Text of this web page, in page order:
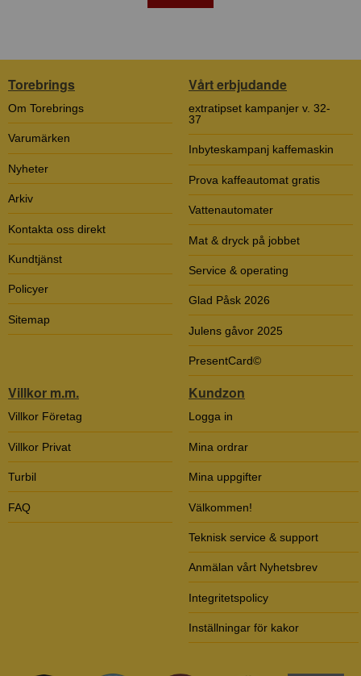
Torebrings
Om Torebrings
Varumärken
Nyheter
Arkiv
Kontakta oss direkt
Kundtjänst
Policyer
Sitemap
Vårt erbjudande
extratipset kampanjer v. 32-
37
Inbyteskampanj kaffemaskin
Prova kaffeautomat gratis
Vattenautomater
Mat & dryck på jobbet
Service & operating
Glad Påsk 2026
Julens gåvor 2025
PresentCard©
Villkor m.m.
Villkor Företag
Villkor Privat
Turbil
FAQ
Kundzon
Logga in
Mina ordrar
Mina uppgifter
Välkommen!
Teknisk service & support
Anmälan vårt Nyhetsbrev
Integritetspolicy
Inställningar för kakor